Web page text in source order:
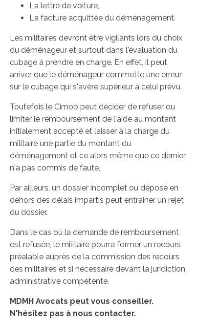
La lettre de voiture,
La facture acquittée du déménagement.
Les militaires devront être vigilants lors du choix
du déménageur et surtout dans l'évaluation du
cubage à prendre en charge. En effet, il peut
arriver que le déménageur commette une erreur
sur le cubage qui s'avère supérieur à celui prévu.
Toutefois le Cimob peut décider de refuser ou
limiter le remboursement de l'aide au montant
initialement accepté et laisser à la charge du
militaire une partie du montant du
déménagement et ce alors même que ce dernier
n'a pas commis de faute.
Par ailleurs, un dossier incomplet ou déposé en
dehors des délais impartis peut entrainer un rejet
du dossier.
Dans le cas où la demande de remboursement
est refusée, le militaire pourra former un recours
préalable auprès de la commission des recours
des militaires et si nécessaire devant la juridiction
administrative compétente.
MDMH Avocats peut vous conseiller.
N'hésitez pas à nous contacter.